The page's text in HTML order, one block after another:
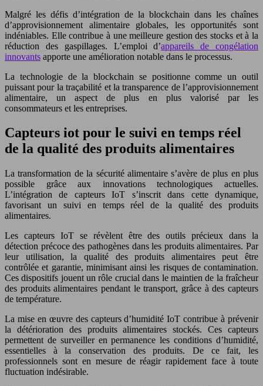
Malgré les défis d’intégration de la blockchain dans les chaînes
d’approvisionnement alimentaire globales, les opportunités sont
indéniables. Elle contribue à une meilleure gestion des stocks et à la
réduction des gaspillages. L’emploi d’appareils de congélation
innovants apporte une amélioration notable dans le processus.
La technologie de la blockchain se positionne comme un outil
puissant pour la traçabilité et la transparence de l’approvisionnement
alimentaire, un aspect de plus en plus valorisé par les
consommateurs et les entreprises.
Capteurs iot pour le suivi en temps réel
de la qualité des produits alimentaires
La transformation de la sécurité alimentaire s’avère de plus en plus
possible grâce aux innovations technologiques actuelles.
L’intégration de capteurs IoT s’inscrit dans cette dynamique,
favorisant un suivi en temps réel de la qualité des produits
alimentaires.
Les capteurs IoT se révèlent être des outils précieux dans la
détection précoce des pathogènes dans les produits alimentaires. Par
leur utilisation, la qualité des produits alimentaires peut être
contrôlée et garantie, minimisant ainsi les risques de contamination.
Ces dispositifs jouent un rôle crucial dans le maintien de la fraîcheur
des produits alimentaires pendant le transport, grâce à des capteurs
de température.
La mise en œuvre des capteurs d’humidité IoT contribue à prévenir
la détérioration des produits alimentaires stockés. Ces capteurs
permettent de surveiller en permanence les conditions d’humidité,
essentielles à la conservation des produits. De ce fait, les
professionnels sont en mesure de réagir rapidement face à toute
fluctuation indésirable.